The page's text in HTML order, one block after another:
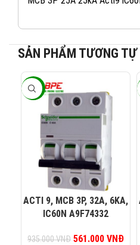
SẢN PHẨM TƯƠNG TỰ
-40%
ACTI 9, MCB 3P, 32A, 6KA,
IC60N A9F74332
935.000VNĐ
Giá gốc là:
561.000 VNĐ
KINH
KINH